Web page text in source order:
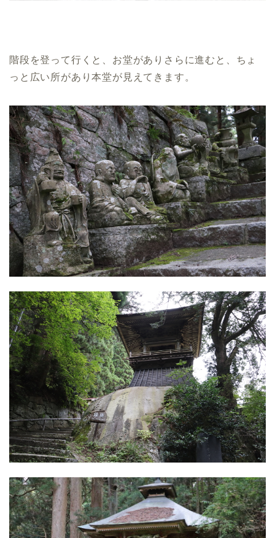
階段を登って行くと、お堂がありさらに進むと、ちょ
っと広い所があり本堂が見えてきます。